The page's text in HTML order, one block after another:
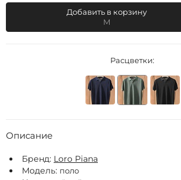
Добавить в корзину
M
Расцветки:
Описание
Бренд: Loro Piana
Модель: поло